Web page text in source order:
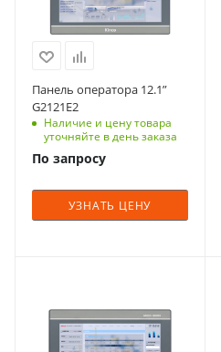
Панель оператора 12.1”
G2121E2
Наличие и цену товара
уточняйте в день заказа
По запросу
УЗНАТЬ ЦЕНУ